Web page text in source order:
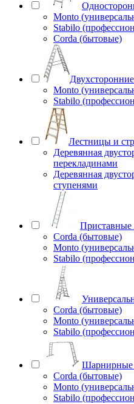
Monto
Stabilo
Corda (бытовые)
Monto
Stabilo
Лестницы и
Деревянная
перекладинами
Деревянная
ступенями
Приставные
Corda (бытовые)
Monto
Stabilo
Corda (бытовые)
Monto
Stabilo
Шарнирные
Corda (бытовые)
Monto
Stabilo